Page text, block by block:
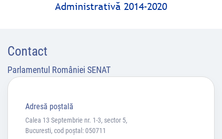
Administrativă 2014-2020
Contact
Parlamentul României SENAT
Adresă poştală
Calea 13 Septembrie nr. 1-3, sector 5,
Bucuresti, cod poștal: 050711